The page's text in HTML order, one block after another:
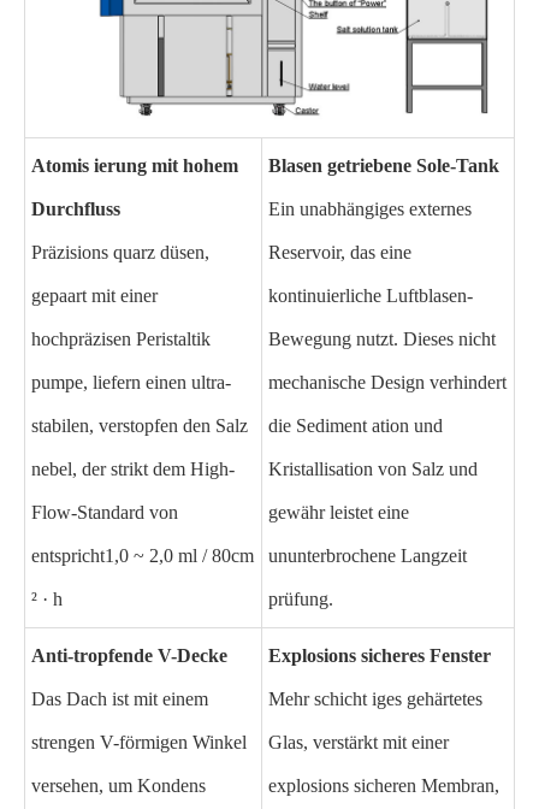
Atomis ierung mit hohem
Durchfluss
Präzisions quarz düsen,
gepaart mit einer
hochpräzisen Peristaltik
pumpe, liefern einen ultra-
stabilen, verstopfen den Salz
nebel, der strikt dem High-
Flow-Standard von
entspricht1,0 ~ 2,0 ml / 80cm
² · h
Blasen getriebene Sole-Tank
Ein unabhängiges externes
Reservoir, das eine
kontinuierliche Luftblasen-
Bewegung nutzt. Dieses nicht
mechanische Design verhindert
die Sediment ation und
Kristallisation von Salz und
gewähr leistet eine
ununterbrochene Langzeit
prüfung.
Anti-tropfende V-Decke
Das Dach ist mit einem
strengen V-förmigen Winkel
versehen, um Kondens
Explosions sicheres Fenster
Mehr schicht iges gehärtetes
Glas, verstärkt mit einer
explosions sicheren Membran,